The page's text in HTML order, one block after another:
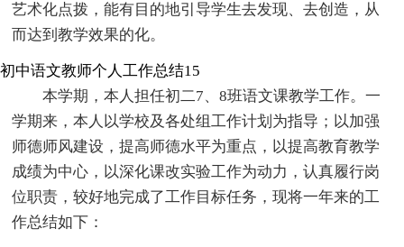
艺术化点拨，能有目的地引导学生去发现、去创造，从
而达到教学效果的化。
初中语文教师个人工作总结15
本学期，本人担任初二7、8班语文课教学工作。一
学期来，本人以学校及各处组工作计划为指导；以加强
师德师风建设，提高师德水平为重点，以提高教育教学
成绩为中心，以深化课改实验工作为动力，认真履行岗
位职责，较好地完成了工作目标任务，现将一年来的工
作总结如下：